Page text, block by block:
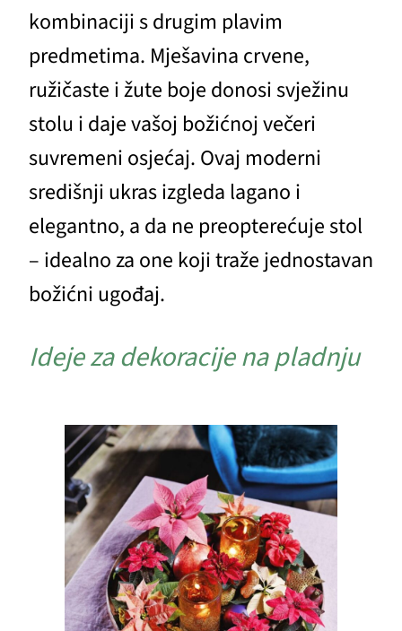
kombinaciji s drugim plavim
predmetima. Mješavina crvene,
ružičaste i žute boje donosi svježinu
stolu i daje vašoj božićnoj večeri
suvremeni osjećaj. Ovaj moderni
središnji ukras izgleda lagano i
elegantno, a da ne preopterećuje stol
– idealno za one koji traže jednostavan
božićni ugođaj.
Ideje za dekoracije na pladnju